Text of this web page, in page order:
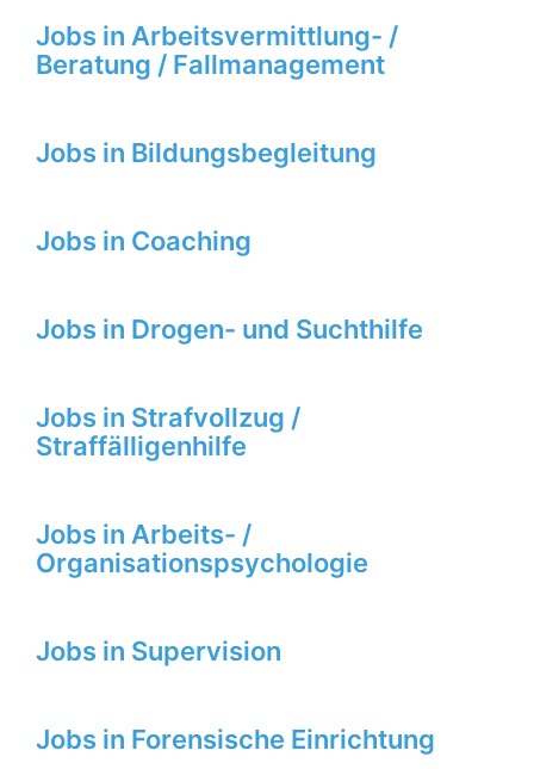
Jobs in Arbeitsvermittlung- /
Beratung / Fallmanagement
Jobs in Bildungsbegleitung
Jobs in Coaching
Jobs in Drogen- und Suchthilfe
Jobs in Strafvollzug /
Straffälligenhilfe
Jobs in Arbeits- /
Organisationspsychologie
Jobs in Supervision
Jobs in Forensische Einrichtung